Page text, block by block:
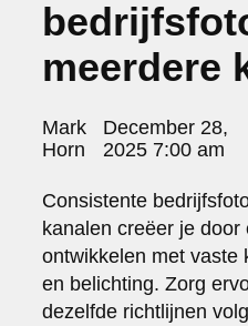
portraits 2
portraits 3
fd gazellen 2014
sanoma view 2014 –
het zuiderlicht
thomas van luyn
parool christmas
editorial
travel
commercial
fashion
meerdere
Posted
by:
Mark
Horn
December 28,
2025 7:00 am
Consistente
kanalen creëer je
ontwikkelen met vaste
en belichting. Zorg
dezelfde richtlijnen